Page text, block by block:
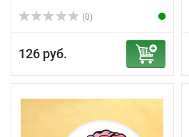
(0)
126 руб.